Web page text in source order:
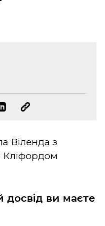
Віленда з
Кліфордом
досвід ви маєте